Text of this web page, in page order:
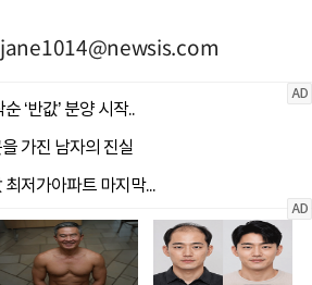
jane1014@newsis.com